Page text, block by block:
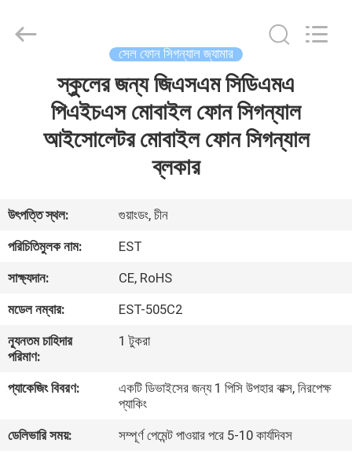
আমাদের
কারখানা
ভ্রমণ
মান
নিয়ন্ত্রণ
ELECTRONICS(HK)
CO.,LTD.
সেল ফোন সিগন্যাল জ্যামার
স্কুলের জন্য জিএসএম সিডিএমএ
পিএইচএস মোবাইল ফোন সিগন্যাল
আইসোলেটর মোবাইল ফোন সিগন্যাল
ব্লকার
উৎপত্তি স্থল:
গুয়াংডং, চীন
পরিচিতিমুলক নাম:
EST
সাক্ষ্যদান:
CE, RoHS
মডেল নম্বার:
EST-505C2
ন্যূনতম চাহিদার
পরিমাণ:
1 টুকরা
প্যাকেজিং বিবরণ:
একটি ডিভাইসের জন্য 1 পিসি উপহার বাক্স, নিরপেক্ষ
প্যাকিং
ডেলিভারি সময়:
সম্পূর্ণ পেমেন্ট পাওয়ার পরে 5-10 কার্যদিবস